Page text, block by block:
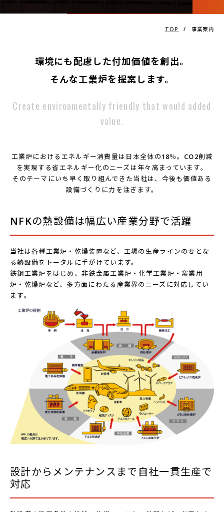
TOP / 事業案内
環境にも配慮した付加価値を創出。
そんな工業炉を提案します。
Create environmentally friendly that would added
value.
工業炉におけるエネルギー消費量は日本全体の18％。CO2削減
を実現する省エネルギー化のニーズは年々高まっています。
そのテーマにいち早く取り組んできた当社は、今後も価値ある
設備づくりに力を注ぎます。
NFKの熱設備は幅広い産業分野で活躍
当社は各種工業炉・乾燥装置など、工場の生産ラインの要とな
る熱設備をトータルに手がけています。
鉄鋼工業炉をはじめ、非鉄金属工業炉・化学工業炉・窯業用
炉・乾燥炉など、多方面にわたる産業界のニーズに対応してい
ます。
設計からメンテナンスまで自社一貫生産で
対応